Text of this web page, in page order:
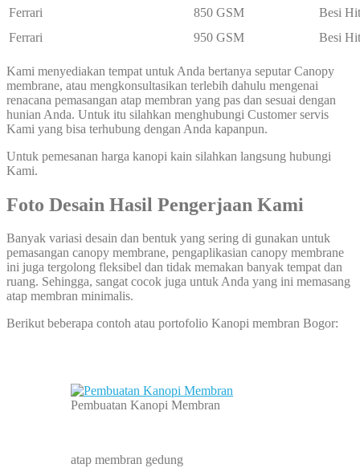
Ferrari
850 GSM
Besi
Ferrari
950 GSM Besi
Kami menyediakan tempat untuk Anda bertanya seputar Canopy
membrane, atau mengkonsultasikan terlebih dahulu mengenai
renacana pemasangan atap membran yang pas dan sesuai dengan
hunian Anda. Untuk itu silahkan menghubungi Customer servis
Kami yang bisa terhubung dengan Anda kapanpun.
Untuk pemesanan harga kanopi kain silahkan langsung hubungi
Kami.
Foto Desain Hasil Pengerjaan Kami
Banyak variasi desain dan bentuk yang sering di gunakan untuk
pemasangan canopy membrane, pengaplikasian canopy membrane
ini juga tergolong fleksibel dan tidak memakan banyak tempat dan
ruang. Sehingga, sangat cocok juga untuk Anda yang ini memasang
atap membran minimalis.
Berikut beberapa contoh atau portofolio Kanopi membran Bogor:
Pembuatan Kanopi Membran
atap membran gedung